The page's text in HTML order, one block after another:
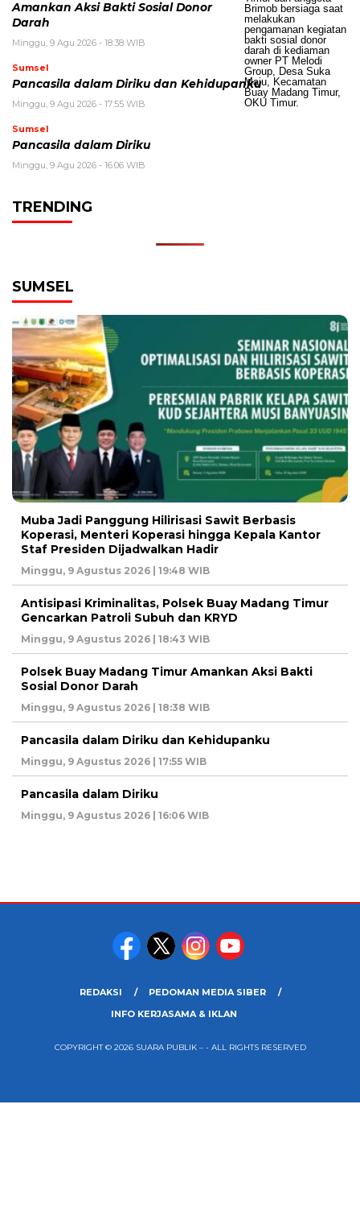
Amankan Aksi Bakti Sosial Donor
Darah
Minggu, 9 Agu 2026 - 18:38 WIB
Sumsel
Pancasila dalam Diriku dan Kehidupanku
Minggu, 9 Agu 2026 - 17:55 WIB
Sumsel
Pancasila dalam Diriku
Minggu, 9 Agu 2026 - 16:06 WIB
TRENDING
SUMSEL
Muba Jadi Panggung Hilirisasi Sawit Berbasis
Koperasi, Menteri Koperasi hingga Kepala Kantor
Staf Presiden Dijadwalkan Hadir
Minggu, 9 Agustus 2026 | 19:48 WIB
Antisipasi Kriminalitas, Polsek Buay Madang Timur
Gencarkan Patroli Subuh dan KRYD
Minggu, 9 Agustus 2026 | 18:43 WIB
Polsek Buay Madang Timur Amankan Aksi Bakti
Sosial Donor Darah
Minggu, 9 Agustus 2026 | 18:38 WIB
Pancasila dalam Diriku dan Kehidupanku
Minggu, 9 Agustus 2026 | 17:55 WIB
Pancasila dalam Diriku
Minggu, 9 Agustus 2026 | 16:06 WIB
REDAKSI
PEDOMAN MEDIA SIBER
INFO KERJASAMA & IKLAN
COPYRIGHT © 2026 SUARA PUBLIK – - ALL RIGHTS RESERVED